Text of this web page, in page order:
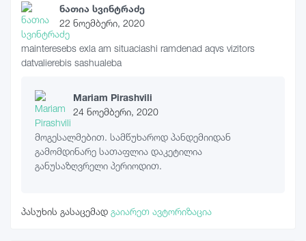
ნათია სვინტრაძე
22 ნოემბერი, 2020
mainteresebs exla am situaciashi ramdenad aqvs vizitors
datvalierebis sashualeba
Mariam Pirashvili
24 ნოემბერი, 2020
მოგესალმებით. სამწუხაროდ პანდემიიდან
გამომდინარე სათაფლია დაკეტილია
განუსაზღვრელი პერიოდით.
პასუხის გასაცემად გაიარეთ ავტორიზაცია